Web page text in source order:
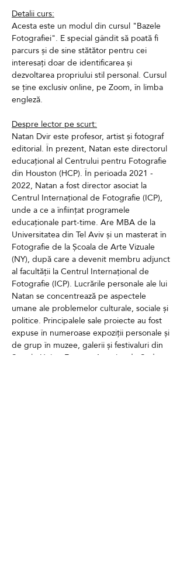
Detalii curs:
Acesta este un modul din cursul "Bazele
Fotografiei". E special gândit să poată fi
parcurs și de sine stătător pentru cei
interesați doar de identificarea și
dezvoltarea propriului stil personal. Cursul
se ține exclusiv online, pe Zoom, în limba
engleză.
Despre lector pe scurt:
Natan Dvir este profesor, artist și fotograf
editorial. În prezent, Natan este directorul
educațional al Centrului pentru Fotografie
din Houston (HCP). În perioada 2021 -
2022, Natan a fost director asociat la
Centrul Internațional de Fotografie (ICP),
unde a ce a înființat programele
educaționale part-time. Are MBA de la
Universitatea din Tel Aviv și un masterat în
Fotografie de la Școala de Arte Vizuale
(NY), după care a devenit membru adjunct
al facultății la Centrul Internațional de
Fotografie (ICP). Lucrările personale ale lui
Natan se concentrează pe aspectele
umane ale problemelor culturale, sociale și
politice. Principalele sale proiecte au fost
expuse în numeroase expoziții personale și
de grup în muzee, galerii și festivaluri din
Statele Unite, Europa, America de Sud,